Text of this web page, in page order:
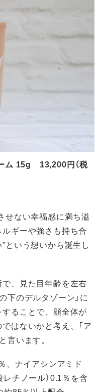
ム 15g 13,200円（税
せない幸福感に満ち溢
ギーや強さも持ち合
という想いから誕生し
、見た目年齢を左右
下のデルタゾーン」に
ることで、顔全体が
はないかと考え、「ア
言います。
、ナイアシンアミド
チノール）0.1％を含